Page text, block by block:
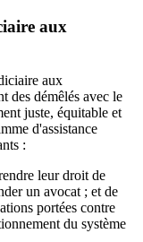
aux
aux
des démêlés avec le
juste, équitable et
d'assistance
:
leur droit de
un avocat ; et de
portées contre
du système